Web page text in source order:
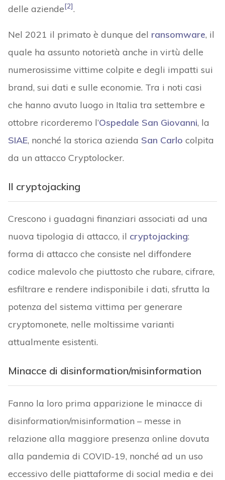
delle aziende[2].
Nel 2021 il primato è dunque del ransomware, il
quale ha assunto notorietà anche in virtù delle
numerosissime vittime colpite e degli impatti sui
brand, sui dati e sulle economie. Tra i noti casi
che hanno avuto luogo in Italia tra settembre e
ottobre ricorderemo l’Ospedale San Giovanni, la
SIAE, nonché la storica azienda San Carlo colpita
da un attacco Cryptolocker.
Il cryptojacking
Crescono i guadagni finanziari associati ad una
nuova tipologia di attacco, il cryptojacking:
forma di attacco che consiste nel diffondere
codice malevolo che piuttosto che rubare, cifrare,
esfiltrare e rendere indisponibile i dati, sfrutta la
potenza del sistema vittima per generare
cryptomonete, nelle moltissime varianti
attualmente esistenti.
Minacce di disinformation/misinformation
Fanno la loro prima apparizione le minacce di
disinformation/misinformation – messe in
relazione alla maggiore presenza online dovuta
alla pandemia di COVID-19, nonché ad un uso
eccessivo delle piattaforme di social media e dei